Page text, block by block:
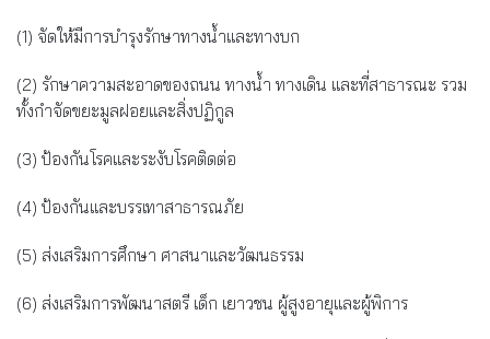
(1) จัดให้มีการบำรุงรักษาทางน้ำและทางบก
(2) รักษาความสะอาดของถนน ทางน้ำ ทางเดิน และที่สาธารณะ รวม
ทั้งกำจัดขยะมูลฝอยและสิ่งปฏิกูล
(3) ป้องกันโรคและระงับโรคติดต่อ
(4) ป้องกันและบรรเทาสาธารณภัย
(5) ส่งเสริมการศึกษา ศาสนาและวัฒนธรรม
(6) ส่งเสริมการพัฒนาสตรี เด็ก เยาวชน ผู้สูงอายุและผู้พิการ